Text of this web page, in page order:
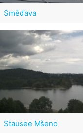
Směďava
Stausee Mšeno